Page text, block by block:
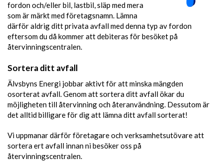
fordon och/eller bil, lastbil, släp med mera
som är märkt med företagsnamn. Lämna
därför aldrig ditt privata avfall med denna typ av fordon
eftersom du då kommer att debiteras för besöket på
återvinningscentralen.
Sortera ditt avfall
Älvsbyns Energi jobbar aktivt för att minska mängden
osorterat avfall. Genom att sortera ditt avfall ökar du
möjligheten till återvinning och återanvändning. Dessutom är
det alltid billigare för dig att lämna ditt avfall sorterat!
Vi uppmanar därför företagare och verksamhetsutövare att
sortera ert avfall innan ni besöker oss på
återvinningscentralen.